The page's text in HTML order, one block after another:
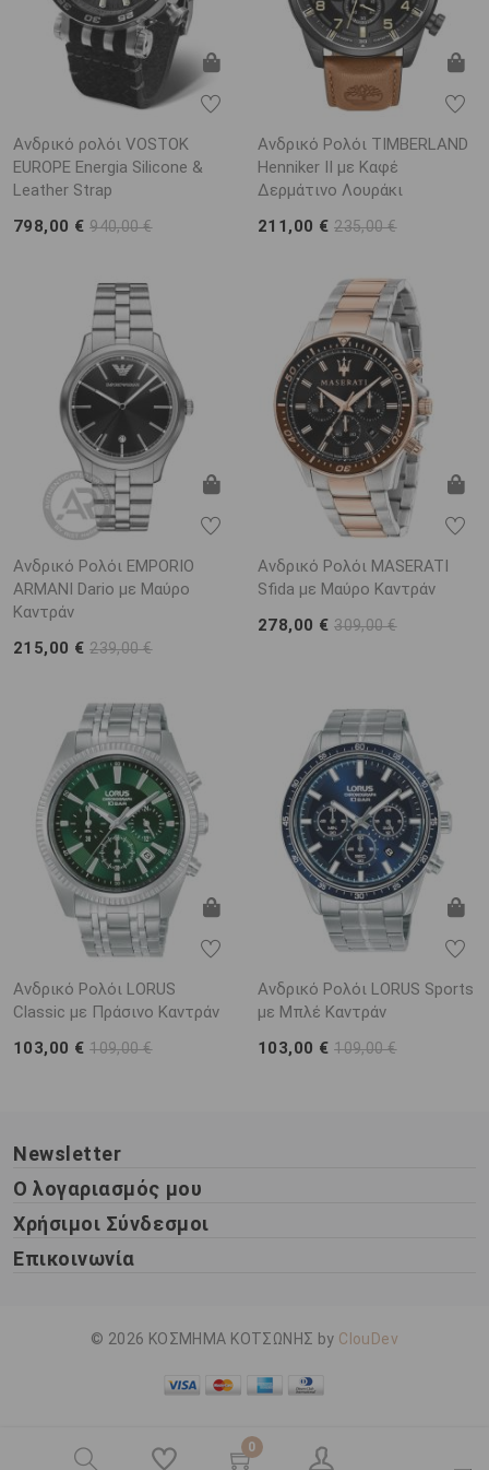
0
Ανδρικό ρολόι VOSTOK
EUROPE Energia Silicone &
Leather Strap
798,00 €940,00 €
Ανδρικό Ρολόι TIMBERLAND
Henniker II με Καφέ
Δερμάτινο Λουράκι
211,00 €235,00 €
Ανδρικό Ρολόι EMPORIO
ARΜΑΝΙ Dario με Μαύρο
Καντράν
215,00 €239,00 €
Ανδρικό Ρολόι MASERATI
Sfida με Μαύρο Καντράν
278,00 €309,00 €
Ανδρικό Ρολόι LORUS
Classic με Πράσινο Καντράν
103,00 €109,00 €
Ανδρικό Ρολόι LORUS Sports
με Μπλέ Καντράν
103,00 €109,00 €
Newsletter
Ο λογαριασμός μου
Χρήσιμοι Σύνδεσμοι
Επικοινωνία
© 2026 ΚΟΣΜΗΜΑ ΚΟΤΣΩΝΗΣ by ClouDev